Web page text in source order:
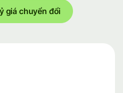
giá chuyển đổi